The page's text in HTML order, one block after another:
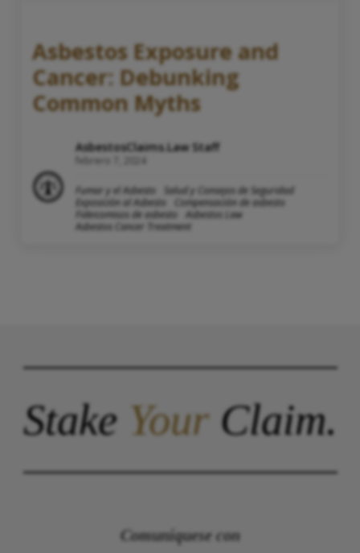
Asbestos Exposure and
Cancer: Debunking
Common Myths
AsbestosClaims.Law Staff
febrero 7, 2024
Fumar y el Asbesto
Salud y Consejos de Seguridad
Exposición al Asbesto
Compensación de asbesto
Fideicomisos de asbesto
Asbestos Law
Asbestos Cancer Treatment
StakeYourClaim.
Comuníquese con